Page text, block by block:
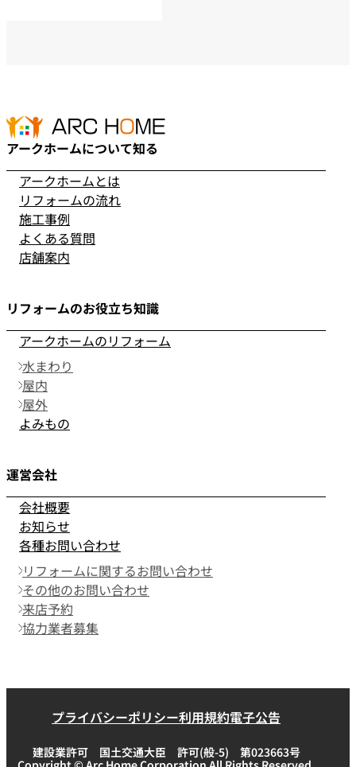
アークホームについて知る
アークホームとは
リフォームの流れ
施工事例
よくある質問
店舗案内
リフォームのお役立ち知識
アークホームのリフォーム
水まわり
屋内
屋外
よみもの
運営会社
会社概要
お知らせ
各種お問い合わせ
リフォームに関するお問い合わせ
その他のお問い合わせ
来店予約
協力業者募集
プライバシーポリシー利用規約電子公告
建設業許可 国土交通大臣 許可(般-5) 第023663号